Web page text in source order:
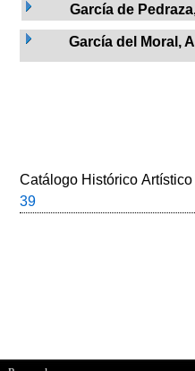
García de
García del Moral,
Catálogo Histórico
39